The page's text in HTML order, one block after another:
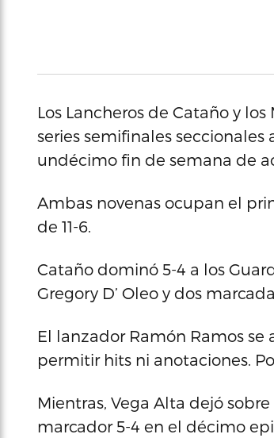
Los Lancheros de Cataño y
series semifinales
undécimo fin de semana de
Ambas novenas ocupan el
de 11-6.
Cataño dominó 5-4 a los
Gregory D’ Oleo y dos
El lanzador Ramón Ramos
permitir hits ni anotaciones.
Mientras, Vega Alta dejó
marcador 5-4 en el décimo